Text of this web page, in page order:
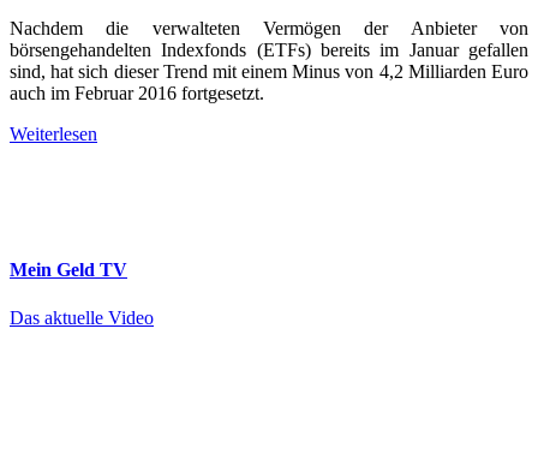
Nachdem die verwalteten Vermögen der Anbieter von
börsengehandelten Indexfonds (ETFs) bereits im Januar gefallen
sind, hat sich dieser Trend mit einem Minus von 4,2 Milliarden Euro
auch im Februar 2016 fortgesetzt.
Weiterlesen
Mein Geld TV
Das aktuelle Video